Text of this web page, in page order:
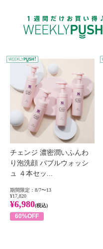
チェンジ 濃密潤いふんわ
り泡洗顔 バブルウォッシ
ュ ４本セッ...
期間限定：8/7〜13
¥17,820
¥6,980(税込)
60%OFF